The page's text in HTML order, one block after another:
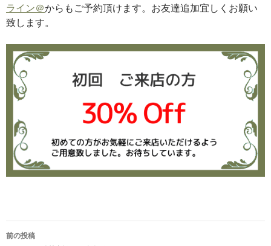
ライン＠からもご予約頂けます。お友達追加宜しくお願い
致します。
投
前の投稿